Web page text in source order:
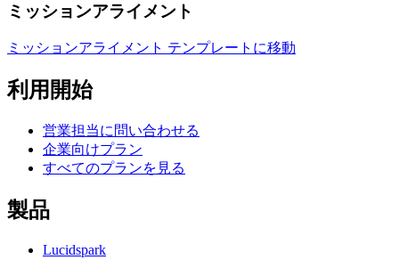
ミッションアライメント
ミッションアライメント テンプレートに移動
利用開始
営業担当に問い合わせる
企業向けプラン
すべてのプランを見る
製品
Lucidspark